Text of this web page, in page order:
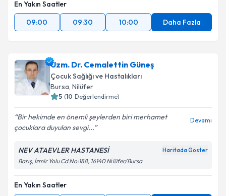
En Yakın Saatler
09:00
09:30 10:00 Daha Fazla
Uzm. Dr. Cemalettin Güneş
Çocuk Sağlığı ve Hastalıkları
Bursa, Nilüfer
5 (10 Değerlendirme)
Bir hekimde en önemli şeylerden biri merhamet
çocuklara duyulan sevgi...
Devamı
NEV ATAEVLER HASTANESİ Haritada Göster
Barış, İzmir Yolu Cd No:188, 16140 Ni̇lüfer/Bursa
En Yakın Saatler